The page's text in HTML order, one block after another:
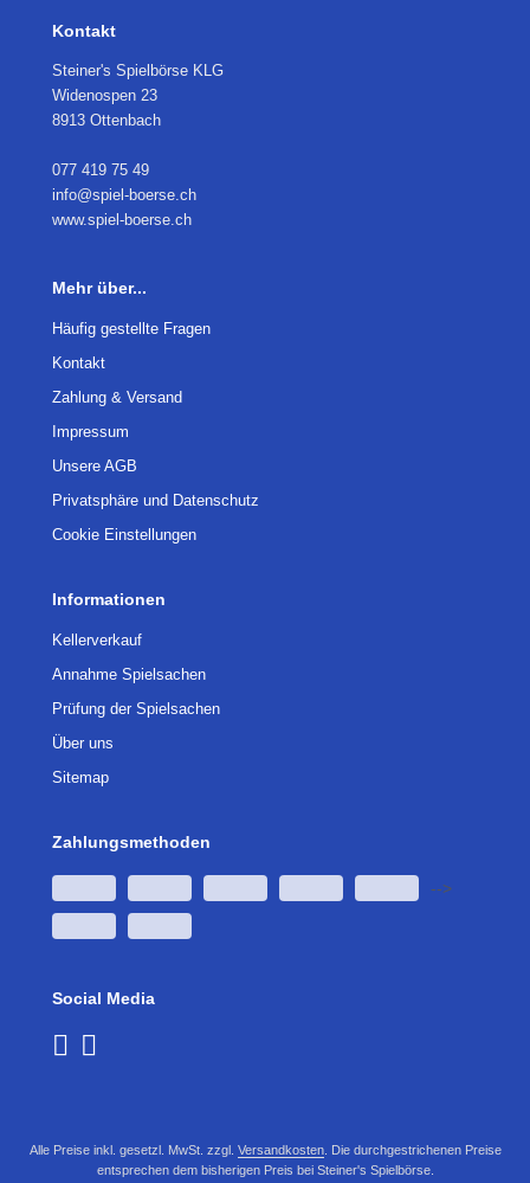
Kontakt
Steiner's Spielbörse KLG
Widenospen 23
8913 Ottenbach
077 419 75 49
info@spiel-boerse.ch
www.spiel-boerse.ch
Mehr über...
Häufig gestellte Fragen
Kontakt
Zahlung & Versand
Impressum
Unsere AGB
Privatsphäre und Datenschutz
Cookie Einstellungen
Informationen
Kellerverkauf
Annahme Spielsachen
Prüfung der Spielsachen
Über uns
Sitemap
Zahlungsmethoden
-->
Social Media
Alle Preise inkl. gesetzl. MwSt. zzgl. Versandkosten. Die durchgestrichenen Preise
entsprechen dem bisherigen Preis bei Steiner's Spielbörse.